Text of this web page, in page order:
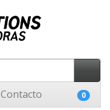
Contacto 0